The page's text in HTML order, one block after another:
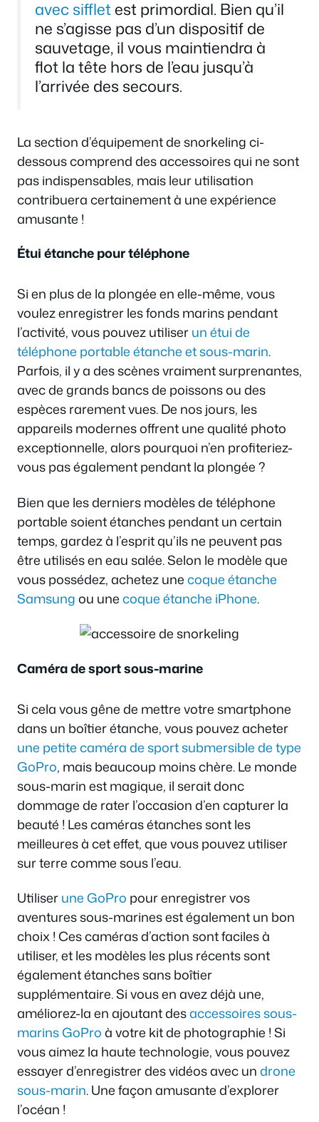
avec siffletest primordial. Bien qu’il
ne s’agisse pas d’un dispositif de
sauvetage, il vous maintiendra à
flot la tête hors de l’eau jusqu’à
l’arrivée des secours.
La section d’équipement de snorkeling ci-
dessous comprend des accessoires qui ne sont
pas indispensables, mais leur utilisation
contribuera certainement à une expérience
amusante !
Étui étanche pour téléphone
Si en plus de la plongée en elle-même, vous
voulez enregistrer les fonds marins pendant
l’activité, vous pouvez utiliserun étui de
téléphone portable étanche et sous-marin.
Parfois, il y a des scènes vraiment surprenantes,
avec de grands bancs de poissons ou des
espèces rarement vues. De nos jours, les
appareils modernes offrent une qualité photo
exceptionnelle, alors pourquoi n’en profiteriez-
vous pas également pendant la plongée ?
Bien que les derniers modèles de téléphone
portable soient étanches pendant un certain
temps, gardez à l’esprit qu’ils ne peuvent pas
être utilisés en eau salée. Selon le modèle que
vous possédez, achetez unecoque étanche
Samsungou unecoque étanche iPhone.
Caméra de sport sous-marine
Si cela vous gêne de mettre votre smartphone
dans un boîtier étanche, vous pouvez acheter
une petite caméra de sport submersible de type
GoPro, mais beaucoup moins chère. Le monde
sous-marin est magique, il serait donc
dommage de rater l’occasion d’en capturer la
beauté ! Les caméras étanches sont les
meilleures à cet effet, que vous pouvez utiliser
sur terre comme sous l’eau.
Utiliserune GoPro pour enregistrer vos
aventures sous-marines est également un bon
choix ! Ces caméras d’action sont faciles à
utiliser, et les modèles les plus récents sont
également étanches sans boîtier
supplémentaire. Si vous en avez déjà une,
améliorez-la en ajoutant desaccessoires sous-
marins GoProà votre kit de photographie ! Si
vous aimez la haute technologie, vous pouvez
essayer d’enregistrer des vidéos avec undrone
sous-marin. Une façon amusante d’explorer
l’océan !